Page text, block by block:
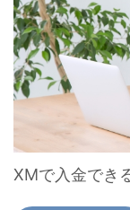
XMで入金でき